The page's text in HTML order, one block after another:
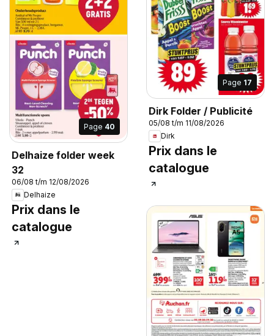
Page 40
Delhaize folder week
32
06/08 t/m 12/08/2026
Delhaize
Prix dans le
catalogue
Page 17
Dirk Folder / Publicité
05/08 t/m 11/08/2026
Dirk
Prix dans le
catalogue